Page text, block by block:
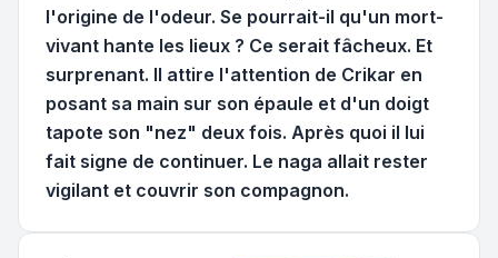
l'origine de l'odeur. Se pourrait-il qu'un mort-
vivant hante les lieux ? Ce serait fâcheux. Et
surprenant. Il attire l'attention de Crikar en
posant sa main sur son épaule et d'un doigt
tapote son "nez" deux fois. Après quoi il lui
fait signe de continuer. Le naga allait rester
vigilant et couvrir son compagnon.